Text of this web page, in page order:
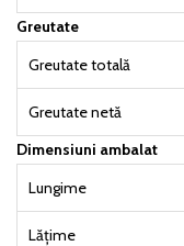
Greutate
Greutate totală
Greutate netă
Dimensiuni ambalat
Lungime
Lățime